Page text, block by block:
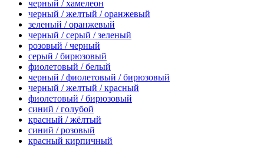
черный / хамелеон
черный / желтый / оранжевый
зеленый / оранжевый
черный / серый / зеленый
розовый / черный
серый / бирюзовый
фиолетовый / белый
черный / фиолетовый / бирюзовый
черный / желтый / красный
фиолетовый / бирюзовый
синий / голубой
красный / жёлтый
синий / розовый
красный кирпичный